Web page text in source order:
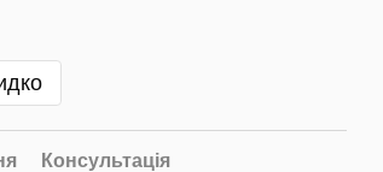
Консультація